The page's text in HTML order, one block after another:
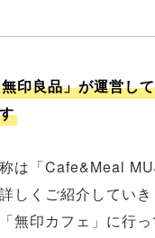
印良品」が運営し
は「Cafe&Meal
しくご紹介してい
印カフェ」に行っ